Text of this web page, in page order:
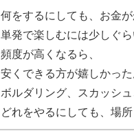
何をするにしても、お金
単発で楽しむには少しぐ
頻度が高くなるら、
安くできる方が嬉しかった
ボルダリング、スカッシ
どれをやるにしても、場